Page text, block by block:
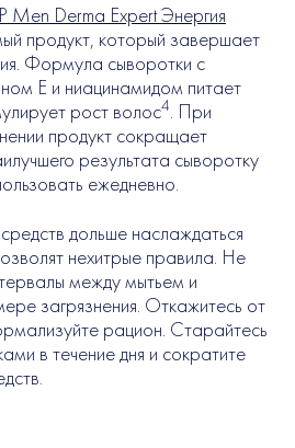
Derma Expert Энергия
продукт, который завершает
Формула сыворотки с
E и ниацинамидом питает
рост волос4. При
продукт сокращает
результата сыворотку
ежедневно.
дольше наслаждаться
нехитрые правила. Не
между мытьем и
загрязнения. Откажитесь от
рацион. Старайтесь
в течение дня и сократите